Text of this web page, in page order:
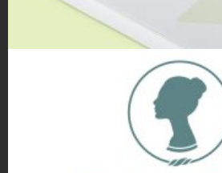
Inne projekty